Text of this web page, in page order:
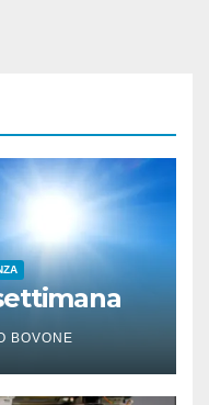
BOVONE